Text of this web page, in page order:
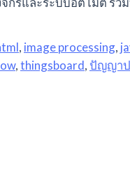
, image processing,
,thingsboard, ปัญญา